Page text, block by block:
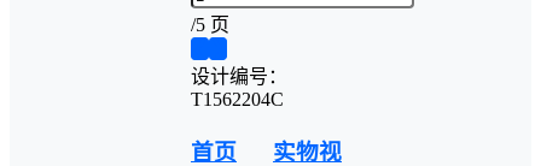
/5 页
设计编号：
T1562204C
首页
实物视